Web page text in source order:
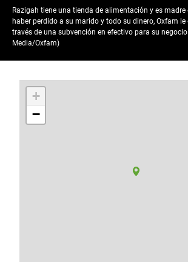
Razigah tiene una tienda de alimentación y es madre
haber perdido a su marido y todo su dinero, Oxfam
través de una subvención en efectivo para su
Media/Oxfam)
+
−